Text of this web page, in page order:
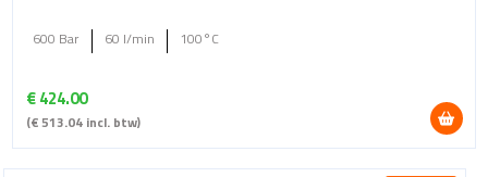
€424.00
(€513.04incl. btw)
600 Bar 60 l/min 100°C